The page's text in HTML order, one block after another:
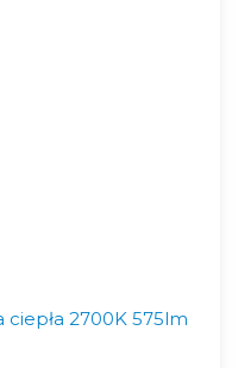
ciepła 2700K 575lm